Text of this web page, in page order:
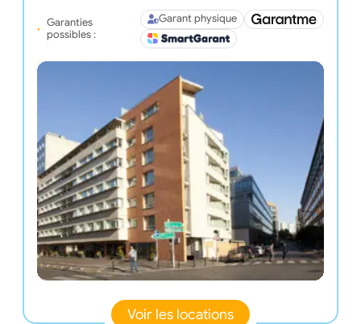
Garanties
possibles :
Garant physique
Voir les locations